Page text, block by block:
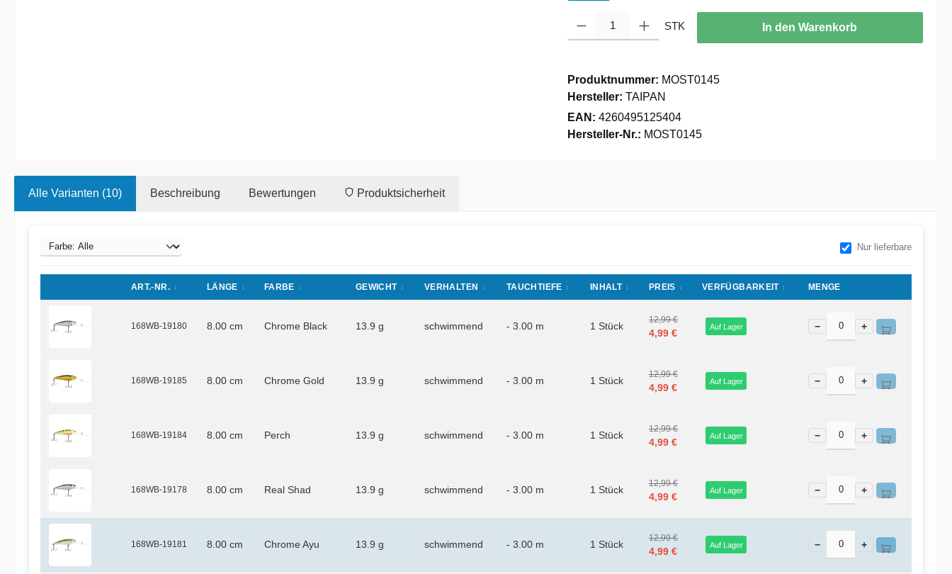
Produkt Anzahl: Gib den gewünschten Wert ein oder benutze die Schaltflächen um
STK In den Warenkorb
Produktnummer: MOST0145
Hersteller: TAIPAN
EAN: 4260495125404
Hersteller-Nr.: MOST0145
Alle Varianten (10) Beschreibung Bewertungen Produktsicherheit
Nur lieferbare
ART.-NR. LÄNGE FARBE GEWICHT VERHALTEN TAUCHTIEFE INHALT PREIS VERFÜGBARKEIT MENGE
168WB-19180 8.00 cm Chrome Black 13.9 g schwimmend - 3.00 m 1 Stück
12,99 €
4,99 €
Auf Lager − +
168WB-19185 8.00 cm Chrome Gold 13.9 g schwimmend - 3.00 m 1 Stück
12,99 €
4,99 €
Auf Lager − +
168WB-19184 8.00 cm Perch 13.9 g schwimmend - 3.00 m 1 Stück
12,99 €
4,99 €
Auf Lager − +
168WB-19178 8.00 cm Real Shad 13.9 g schwimmend - 3.00 m 1 Stück
12,99 €
4,99 €
Auf Lager − +
168WB-19181 8.00 cm Chrome Ayu 13.9 g schwimmend - 3.00 m 1 Stück
12,99 €
4,99 €
Auf Lager − +